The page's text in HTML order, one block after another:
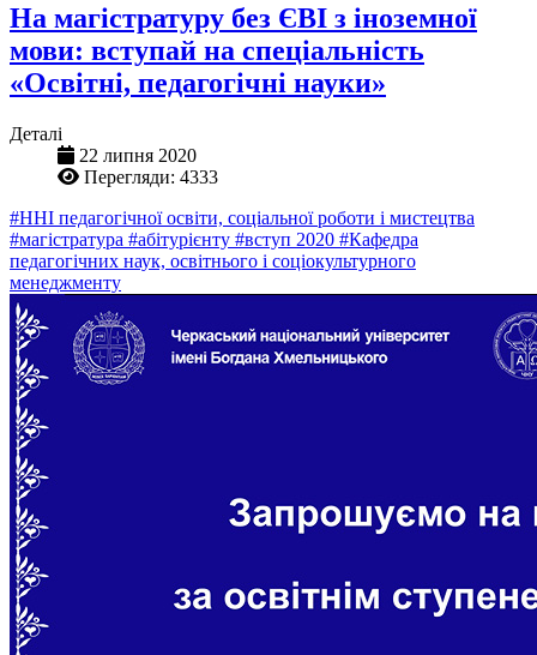
На магістратуру без ЄВІ з іноземної
мови: вступай на спеціальність
«Освітні, педагогічні науки»
Деталі
22 липня 2020
Перегляди: 4333
#ННІ педагогічної освіти, соціальної роботи і мистецтва
#магістратура #абітурієнту #вступ 2020 #Кафедра
педагогічних наук, освітнього і соціокультурного
менеджменту